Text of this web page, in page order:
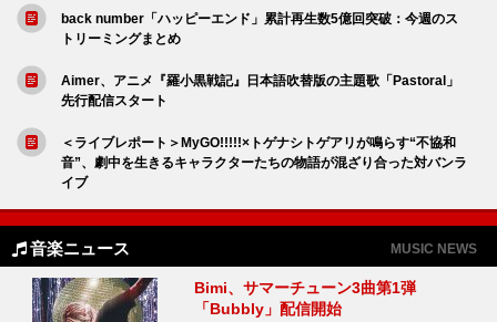
back number「ハッピーエンド」累計再生数5億回突破：今週のス
トリーミングまとめ
Aimer、アニメ『羅小黒戦記』日本語吹替版の主題歌「Pastoral」
先行配信スタート
＜ライブレポート＞MyGO!!!!!×トゲナシトゲアリが鳴らす“不協和
音”、劇中を生きるキャラクターたちの物語が混ざり合った対バンラ
イブ
音楽ニュース MUSIC NEWS
Bimi、サマーチューン3曲第1弾
「Bubbly」配信開始